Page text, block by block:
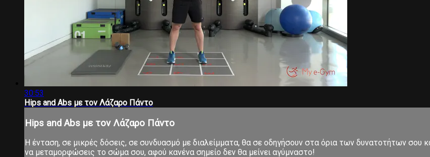
30:53
Hips and Abs με τον Λάζαρο Πάντο
Hips and Abs με τον Λάζαρο Πάντο
Η ένταση, σε μικρές δόσεις, σε συνδυασμό με διαλείμματα, θα σε οδηγήσουν στα όρια των δυνατοτήτων σου
να μεταμορφώσεις το σώμα σου, αφού κανένα σημείο δεν θα μείνει αγύμναστο!